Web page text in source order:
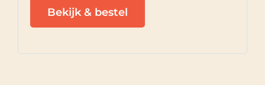
Bekijk & bestel